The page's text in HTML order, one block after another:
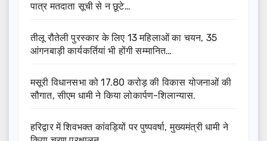
पात्र मतदाता सूची से न छूटे…
तीलू रौतेली पुरस्कार के लिए 13 महिलाओं का चयन, 35
आंगनबाड़ी कार्यकर्तियां भी होंगी सम्मानित…
मसूरी विधानसभा को 17.80 करोड़ की विकास योजनाओं की
सौगात, सीएम धामी ने किया लोकार्पण-शिलान्यास.
हरिद्वार में शिवभक्त कांवड़ियों पर पुष्पवर्षा, मुख्यमंत्री धामी ने